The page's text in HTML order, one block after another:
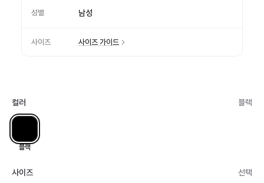
성별 남성
사이즈 사이즈 가이드
컬러 블랙
블랙
사이즈 선택